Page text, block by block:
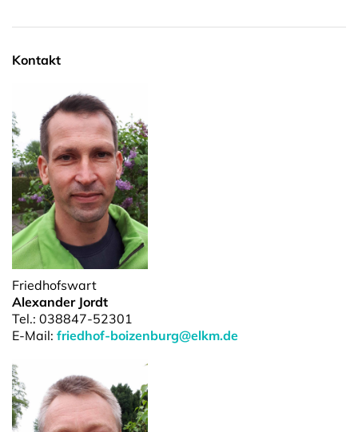
Kontakt
Friedhofswart
Alexander Jordt
Tel.: 038847-52301
E-Mail: friedhof-boizenburg@elkm.de